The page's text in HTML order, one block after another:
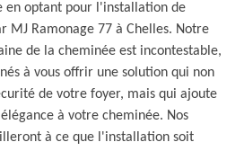
en optant pour l'installation de
MJ Ramonage 77 à Chelles. Notre
de la cheminée est incontestable,
à vous offrir une solution qui non
de votre foyer, mais qui ajoute
à votre cheminée. Nos
à ce que l'installation soit